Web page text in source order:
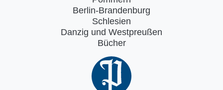
Berlin-Brandenburg
Schlesien
Danzig und Westpreußen
Bücher